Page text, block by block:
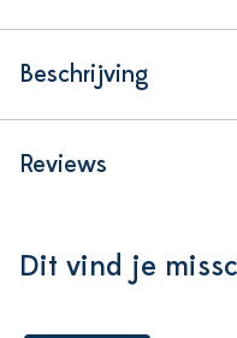
Beschrijving
Reviews
Dit vind je